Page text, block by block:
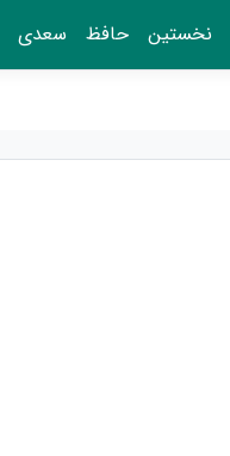
نخستین حافظ سعدی